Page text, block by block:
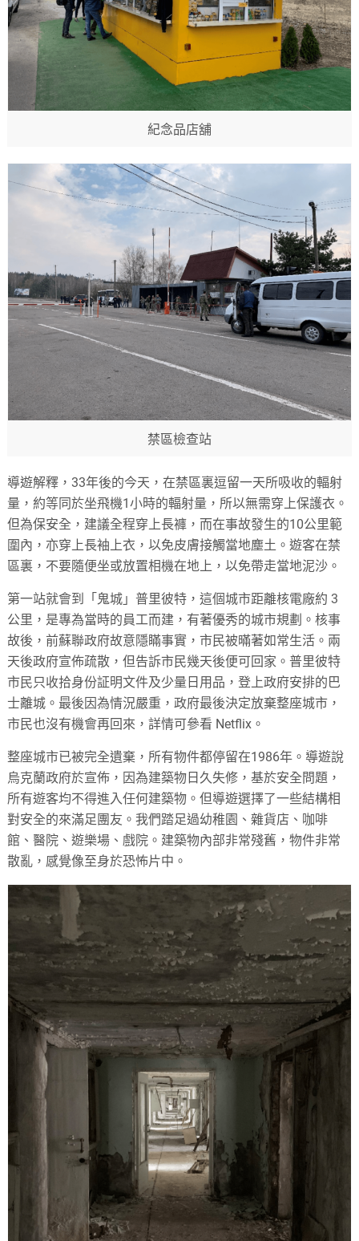
紀念品店舖
禁區檢查站
導遊解釋，33年後的今天，在禁區裏逗留一天所吸收的輻射
量，約等同於坐飛機1小時的輻射量，所以無需穿上保護衣。
但為保安全，建議全程穿上長褲，而在事故發生的10公里範
圍內，亦穿上長袖上衣，以免皮膚接觸當地塵土。遊客在禁
區裏，不要隨便坐或放置相機在地上，以免帶走當地泥沙。
第一站就會到「鬼城」普里彼特，這個城市距離核電廠約 3
公里，是專為當時的員工而建，有著優秀的城市規劃。核事
故後，前蘇聯政府故意隱瞞事實，市民被暪著如常生活。兩
天後政府宣佈疏散，但告訴市民幾天後便可回家。普里彼特
市民只收拾身份証明文件及少量日用品，登上政府安排的巴
士離城。最後因為情況嚴重，政府最後決定放棄整座城市，
市民也沒有機會再回來，詳情可參看 Netflix。
整座城市已被完全遺棄，所有物件都停留在1986年。導遊說
烏克蘭政府於宣佈，因為建築物日久失修，基於安全問題，
所有遊客均不得進入任何建築物。但導遊選擇了一些結構相
對安全的來滿足團友。我們踏足過幼稚園、雜貨店、咖啡
館、醫院、遊樂場、戲院。建築物內部非常殘舊，物件非常
散亂，感覺像至身於恐怖片中。